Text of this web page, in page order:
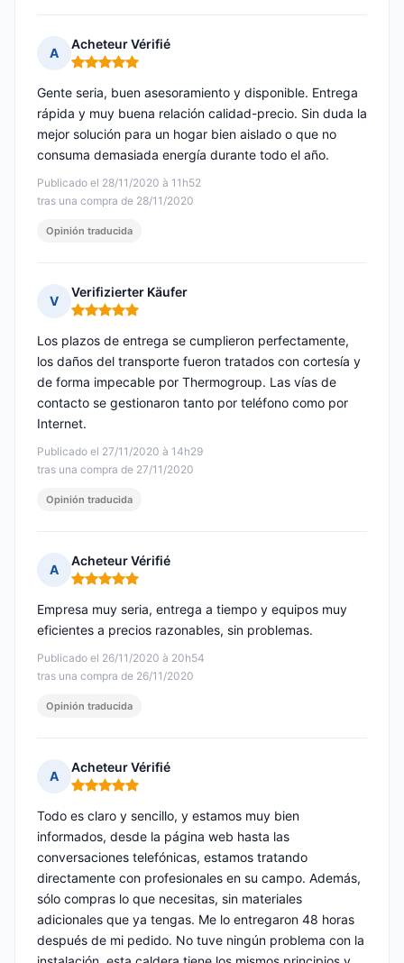
A
Acheteur Vérifié
Nota: 5 de 5
Publicado el 28/11/2020 à 11h52
tras una compra de 28/11/2020
Gente seria, buen asesoramiento y disponible. Entrega
rápida y muy buena relación calidad-precio. Sin duda la
mejor solución para un hogar bien aislado o que no
consuma demasiada energía durante todo el año.
Opinión traducida
V
Verifizierter Käufer
Nota: 5 de 5
Publicado el 27/11/2020 à 14h29
tras una compra de 27/11/2020
Los plazos de entrega se cumplieron perfectamente,
los daños del transporte fueron tratados con cortesía y
de forma impecable por Thermogroup. Las vías de
contacto se gestionaron tanto por teléfono como por
Internet.
Opinión traducida
A
Acheteur Vérifié
Nota: 5 de 5
Publicado el 26/11/2020 à 20h54
tras una compra de 26/11/2020
Empresa muy seria, entrega a tiempo y equipos muy
eficientes a precios razonables, sin problemas.
Opinión traducida
A
Acheteur Vérifié
Nota: 5 de 5
Todo es claro y sencillo, y estamos muy bien
informados, desde la página web hasta las
conversaciones telefónicas, estamos tratando
directamente con profesionales en su campo. Además,
sólo compras lo que necesitas, sin materiales
adicionales que ya tengas. Me lo entregaron 48 horas
después de mi pedido. No tuve ningún problema con la